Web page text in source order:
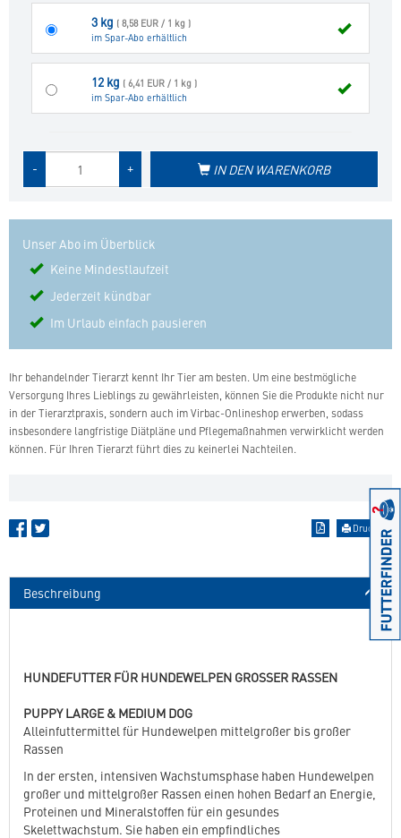
3 kg ( 8,58 EUR / 1 kg )
im Spar-Abo erhältlich
12 kg ( 6,41 EUR / 1 kg )
im Spar-Abo erhältlich
+
- IN DEN WARENKORB
Unser Abo im Überblick
Keine Mindestlaufzeit
Jederzeit kündbar
Im Urlaub einfach pausieren
Ihr behandelnder Tierarzt kennt Ihr Tier am besten. Um eine bestmögliche
Versorgung Ihres Lieblings zu gewährleisten, können Sie die Produkte nicht nur
in der Tierarztpraxis, sondern auch im Virbac-Onlineshop erwerben, sodass
insbesondere langfristige Diätpläne und Pflegemaßnahmen verwirklicht werden
können. Für Ihren Tierarzt führt dies zu keinerlei Nachteilen.
Drucken
Beschreibung
HUNDEFUTTER FÜR HUNDEWELPEN GROSSER RASSEN
PUPPY LARGE & MEDIUM DOG
Alleinfuttermittel für Hundewelpen mittelgroßer bis großer
Rassen
In der ersten, intensiven Wachstumsphase haben Hundewelpen
großer und mittelgroßer Rassen einen hohen Bedarf an Energie,
Proteinen und Mineralstoffen für ein gesundes
Skelettwachstum. Sie haben ein empfindliches